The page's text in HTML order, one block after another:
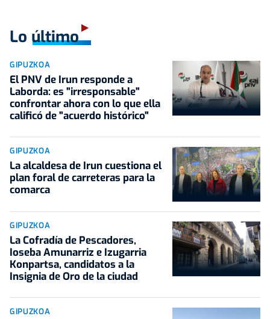
Lo último
GIPUZKOA
El PNV de Irun responde a
Laborda: es "irresponsable"
confrontar ahora con lo que ella
calificó de "acuerdo histórico"
GIPUZKOA
La alcaldesa de Irun cuestiona el
plan foral de carreteras para la
comarca
GIPUZKOA
La Cofradía de Pescadores,
Ioseba Amunarriz e Izugarria
Konpartsa, candidatos a la
Insignia de Oro de la ciudad
GIPUZKOA